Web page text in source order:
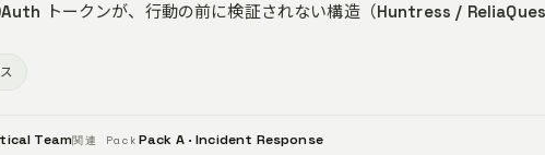
トークンが、行動の前に検証されない構造（Huntress /
Team関連 Pack Pack A · Incident Response